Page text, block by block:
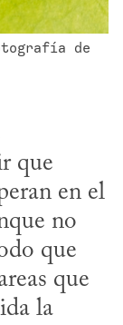
de
que
en el
no
que
que
la